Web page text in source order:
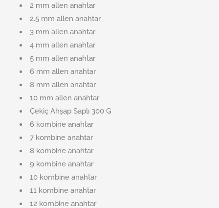
2 mm allen anahtar
2.5 mm allen anahtar
3 mm allen anahtar
4 mm allen anahtar
5 mm allen anahtar
6 mm allen anahtar
8 mm allen anahtar
10 mm allen anahtar
Çekiç Ahşap Saplı 300 G
6 kombine anahtar
7 kombine anahtar
8 kombine anahtar
9 kombine anahtar
10 kombine anahtar
11 kombine anahtar
12 kombine anahtar